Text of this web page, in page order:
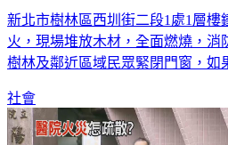
新北市樹林區西圳街二段1處1層樓
火，現場堆放木材，全面燃燒，消
樹林及鄰近區域民眾緊閉門窗，如
社會